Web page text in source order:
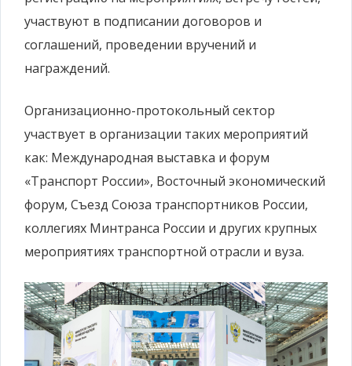
участвуют в подписании договоров и
соглашений, проведении вручений и
награждений.
Организационно-протокольный сектор
участвует в организации таких мероприятий
как: Международная выставка и форум
«Транспорт России», Восточный экономический
форум, Съезд Союза транспортников России,
коллегиях Минтранса России и других крупных
мероприятиях транспортной отрасли и вуза.